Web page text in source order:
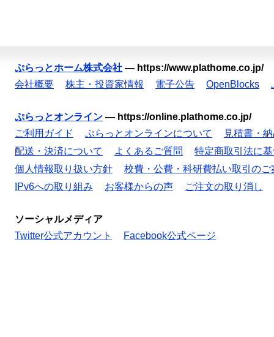
ぷらっとホーム株式会社 — https://www.plathome.co.jp/
会社概要
株主・投資家情報 電子公告 OpenBlocks
ぷらっとオンライン — https://online.plathome.co.jp/
ご利用ガイド
ぷらっとオンラインについて
見積書・
配送・決済について
よくあるご質問
特定商取引法に
個人情報取り扱い方針
校費・公費・科研費払い取引のご
IPv6への取り組み
お客様からの声 ご注文の取り消し
ソーシャルメディア
Twitter公式アカウント
Facebook公式ページ